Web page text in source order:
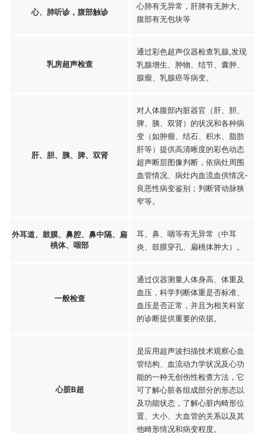
心、肺听诊，腹部触诊
心肺有无异常，肝脾有无肿大、
腹部有无包块等
乳房超声检查
通过彩色超声仪器检查乳腺,发现
乳腺增生、肿物、结节、囊肿、
腺瘤、乳腺癌等病变。
肝、胆、胰、脾、双肾
对人体腹部内脏器官（肝、胆、
脾、胰、双肾）的状况和各种病
变（如肿瘤、结石、积水、脂肪
肝等）提供高清晰度的彩色动态
超声断层图像判断，依病灶周围
血管情况、病灶内血流血供情况-
良恶性病变鉴别；判断肾动脉狭
窄等。
外耳道、鼓膜、鼻腔、鼻中隔、扁
桃体、咽部
耳、鼻、咽等有无异常（中耳
炎、鼓膜穿孔、扁桃体肿大）。
一般检查
通过仪器测量人体身高、体重及
血压，科学判断体重是否标准、
血压是否正常，并且为相关科室
的诊断提供重要的依据。
心脏B超
是应用超声波扫描技术观察心血
管结构、血流动力学状况及心功
能的一种无创伤性检查方法，它
可了解心脏各组成部分的形态以
及功能状态，了解心脏内畸形位
置、大小、大血管的关系以及其
他畸形情况和病变程度。